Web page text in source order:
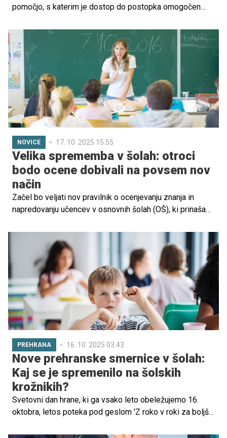
pomočjo, s katerim je dostop do postopka omogočen
Državni zbor je novelo zakona sprejel po tem, ko je
ustavno sodišče presodilo, da ureditev, po kateri samske
ženske in ženske v istospolnih zvezah niso upravičene
do postopkov, ni ustavna.
NOVICE 17. 10. 2025 15.55
Velika sprememba v šolah: otroci
bodo ocene dobivali na povsem nov
način
Začel bo veljati nov pravilnik o ocenjevanju znanja in
napredovanju učencev v osnovnih šolah (OŠ), ki prinaša
razširjeni načini ocenjevanja, manjše število obveznih
ocen in uvedba možnosti medpredmetnega ocenjevanja.
Učitelji bodo imeli tudi večjo avtonomijo pri določanju
končnih ocen, ki po novem ne bodo več nujno povprečje
vseh pridobljenih ocen.
PREHRANA 16. 10. 2025 03.43
Nove prehranske smernice v šolah:
Kaj se je spremenilo na šolskih
krožnikih?
Svetovni dan hrane, ki ga vsako leto obeležujemo 16.
oktobra, letos poteka pod geslom 'Z roko v roki za boljšo